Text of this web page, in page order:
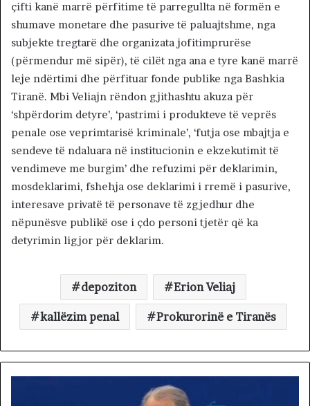
çifti kanë marrë përfitime të parregullta në formën e
shumave monetare dhe pasurive të paluajtshme, nga
subjekte tregtarë dhe organizata jofitimprurëse
(përmendur më sipër), të cilët nga ana e tyre kanë marrë
leje ndërtimi dhe përfituar fonde publike nga Bashkia
Tiranë. Mbi Veliajn rëndon gjithashtu akuza për
‘shpërdorim detyre’, ‘pastrimi i produkteve të veprës
penale ose veprimtarisë kriminale’, ‘futja ose mbajtja e
sendeve të ndaluara në institucionin e ekzekutimit të
vendimeve me burgim’ dhe refuzimi për deklarimin,
mosdeklarimi, fshehja ose deklarimi i rremë i pasurive,
interesave privatë të personave të zgjedhur dhe
nëpunësve publikë ose i çdo personi tjetër që ka
detyrimin ligjor për deklarim.
depoziton Erion Veliaj
kallëzim penal Prokurorinë e Tiranës